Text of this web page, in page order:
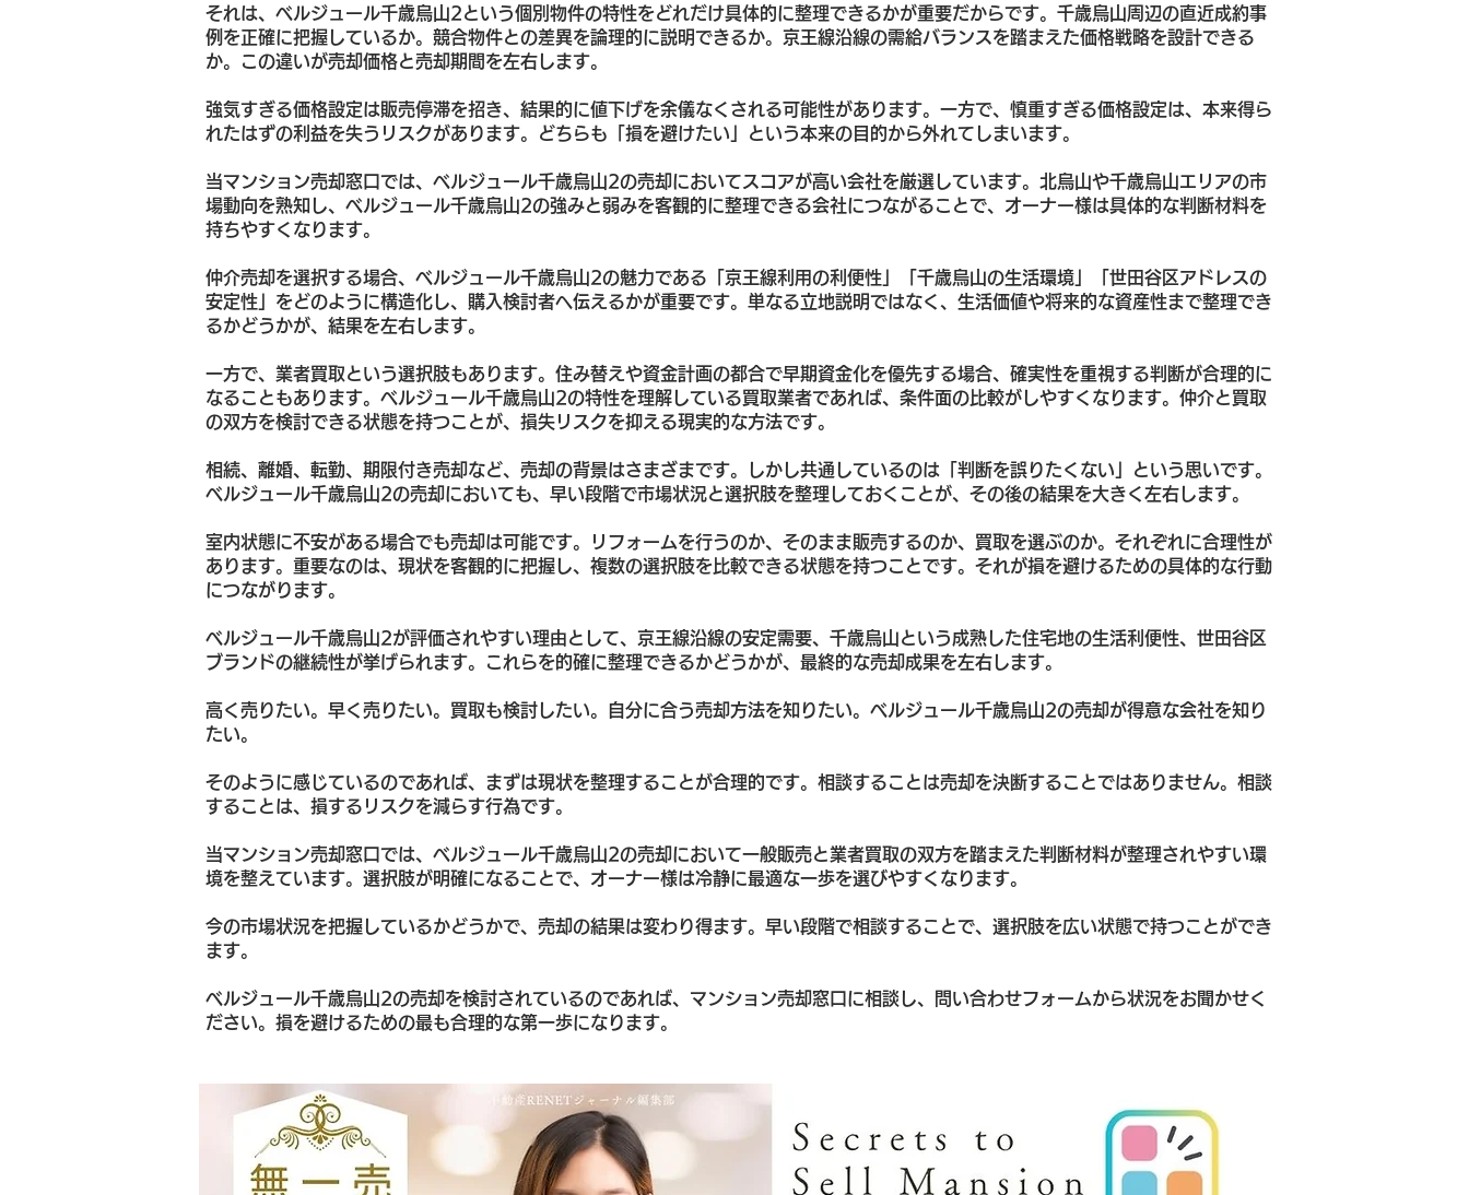
それは、ベルジュール千歳烏山2という個別物件の特性をどれだけ具体的に整理できるかが重要だからです。千歳烏山周辺の直近成約事
例を正確に把握しているか。競合物件との差異を論理的に説明できるか。京王線沿線の需給バランスを踏まえた価格戦略を設計できる
か。この違いが売却価格と売却期間を左右します。
強気すぎる価格設定は販売停滞を招き、結果的に値下げを余儀なくされる可能性があります。一方で、慎重すぎる価格設定は、本来得ら
れたはずの利益を失うリスクがあります。どちらも「損を避けたい」という本来の目的から外れてしまいます。
当マンション売却窓口では、ベルジュール千歳烏山2の売却においてスコアが高い会社を厳選しています。北烏山や千歳烏山エリアの市
場動向を熟知し、ベルジュール千歳烏山2の強みと弱みを客観的に整理できる会社につながることで、オーナー様は具体的な判断材料を
持ちやすくなります。
仲介売却を選択する場合、ベルジュール千歳烏山2の魅力である「京王線利用の利便性」「千歳烏山の生活環境」「世田谷区アドレスの
安定性」をどのように構造化し、購入検討者へ伝えるかが重要です。単なる立地説明ではなく、生活価値や将来的な資産性まで整理でき
るかどうかが、結果を左右します。
一方で、業者買取という選択肢もあります。住み替えや資金計画の都合で早期資金化を優先する場合、確実性を重視する判断が合理的に
なることもあります。ベルジュール千歳烏山2の特性を理解している買取業者であれば、条件面の比較がしやすくなります。仲介と買取
の双方を検討できる状態を持つことが、損失リスクを抑える現実的な方法です。
相続、離婚、転勤、期限付き売却など、売却の背景はさまざまです。しかし共通しているのは「判断を誤りたくない」という思いです。
ベルジュール千歳烏山2の売却においても、早い段階で市場状況と選択肢を整理しておくことが、その後の結果を大きく左右します。
室内状態に不安がある場合でも売却は可能です。リフォームを行うのか、そのまま販売するのか、買取を選ぶのか。それぞれに合理性が
あります。重要なのは、現状を客観的に把握し、複数の選択肢を比較できる状態を持つことです。それが損を避けるための具体的な行動
につながります。
ベルジュール千歳烏山2が評価されやすい理由として、京王線沿線の安定需要、千歳烏山という成熟した住宅地の生活利便性、世田谷区
ブランドの継続性が挙げられます。これらを的確に整理できるかどうかが、最終的な売却成果を左右します。
高く売りたい。早く売りたい。買取も検討したい。自分に合う売却方法を知りたい。ベルジュール千歳烏山2の売却が得意な会社を知り
たい。
そのように感じているのであれば、まずは現状を整理することが合理的です。相談することは売却を決断することではありません。相談
することは、損するリスクを減らす行為です。
当マンション売却窓口では、ベルジュール千歳烏山2の売却において一般販売と業者買取の双方を踏まえた判断材料が整理されやすい環
境を整えています。選択肢が明確になることで、オーナー様は冷静に最適な一歩を選びやすくなります。
今の市場状況を把握しているかどうかで、売却の結果は変わり得ます。早い段階で相談することで、選択肢を広い状態で持つことができ
ます。
ベルジュール千歳烏山2の売却を検討されているのであれば、マンション売却窓口に相談し、問い合わせフォームから状況をお聞かせく
ださい。損を避けるための最も合理的な第一歩になります。